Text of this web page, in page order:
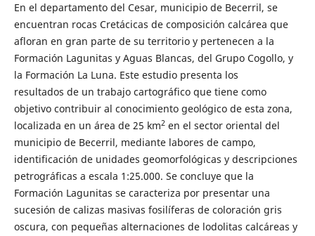
En el departamento del Cesar, municipio de Becerril, se
encuentran rocas Cretácicas de composición calcárea que
afloran en gran parte de su territorio y pertenecen a la
Formación Lagunitas y Aguas Blancas, del Grupo Cogollo, y
la Formación La Luna. Este estudio presenta los
resultados de un trabajo cartográfico que tiene como
objetivo contribuir al conocimiento geológico de esta zona,
localizada en un área de 25 km2en el sector oriental del
municipio de Becerril, mediante labores de campo,
identificación de unidades geomorfológicas y descripciones
petrográficas a escala 1:25.000. Se concluye que la
Formación Lagunitas se caracteriza por presentar una
sucesión de calizas masivas fosilíferas de coloración gris
oscura, con pequeñas alternaciones de lodolitas calcáreas y